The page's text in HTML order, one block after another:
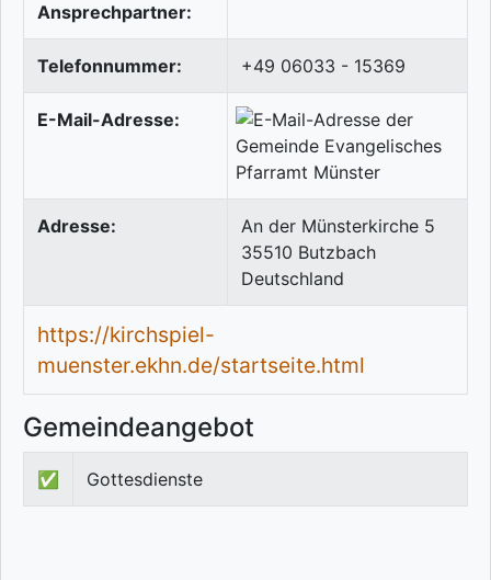
Ansprechpartner:
Telefonnummer: +49 06033 - 15369
E-Mail-Adresse:
Adresse:
An der Münsterkirche 5
35510 Butzbach
Deutschland
https://kirchspiel-
muenster.ekhn.de/startseite.html
Gemeindeangebot
✅ Gottesdienste